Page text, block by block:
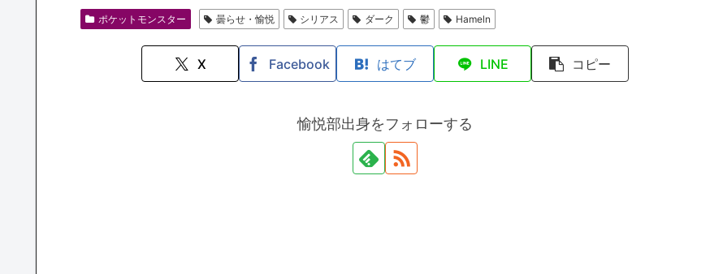
ポケットモンスター 曇らせ・愉悦 シリアス ダーク 鬱 Hameln
X Facebook はてブ LINE コピー
愉悦部出身をフォローする